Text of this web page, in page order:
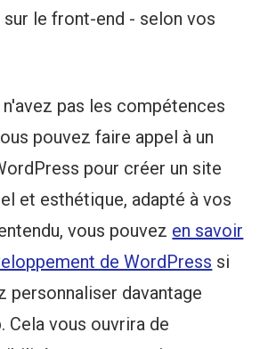
le front-end - selon vos
pas les compétences
pouvez faire appel à un
pour créer un site
et esthétique, adapté à vos
vous pouvez en savoir
de WordPress si
personnaliser davantage
Cela vous ouvrira de